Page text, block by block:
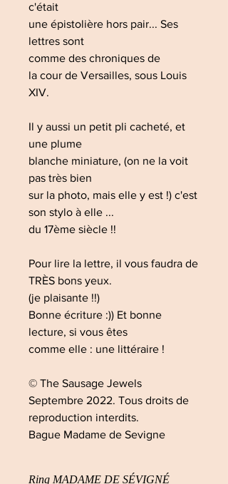
c'était
une épistolière hors pair... Ses
lettres sont
comme des chroniques de
la cour de Versailles, sous Louis
XIV.
Il y aussi un petit pli cacheté, et
une plume
blanche miniature, (on ne la voit
pas très bien
sur la photo, mais elle y est !) c'est
son stylo à elle ...
du 17ème siècle !!
Pour lire la lettre, il vous faudra de
TRÈS bons yeux.
(je plaisante !!)
Bonne écriture :)) Et bonne
lecture, si vous êtes
comme elle : une littéraire !
© The Sausage Jewels
Septembre 2022. Tous droits de
reproduction interdits.
Bague Madame de Sevigne
Ring MADAME DE SÉVIGNÉ